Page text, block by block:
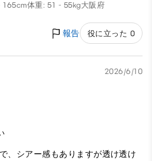
165cm体重: 51 - 55kg大阪府
報告 役に立った 0
2026/6/10
、シアー感もありますが透け透け